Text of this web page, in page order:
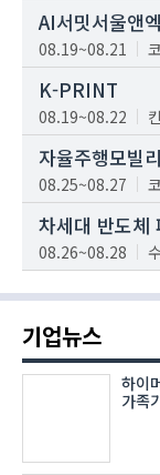
AI서밋서울앤
08.19~08.21
K-PRINT
08.19~08.22
자율주행모빌
08.25~08.27
차세대 반도체
08.26~08.28
기업뉴스
하이
가족